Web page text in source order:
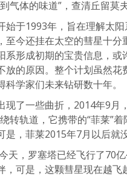
气体的味道”，查清丘留莫
始于1993年，旨在理解太
至今还挂在太空的彗星十
系形成初期的宝贵信息，
放的原因。整个计划虽然
学家们未来钻研数十年。
现了一些曲折，2014年9月
转轨道，它携带的“菲莱”
是，菲莱2015年7月以后就
天，罗塞塔已经飞行了70
，可是，这颗彗星现在越飞